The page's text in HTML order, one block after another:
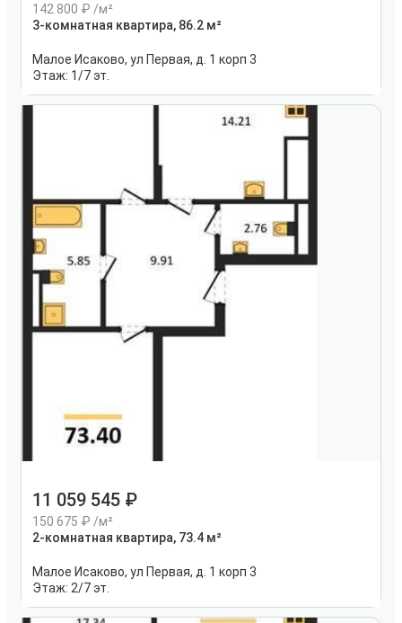
142 800
/м²
3-комнатная квартира, 86.2 м²
Малое Исаково, ул Первая, д. 1 корп 3
Этаж: 1/7 эт.
11 059 545
150 675
/м²
2-комнатная квартира, 73.4 м²
Малое Исаково, ул Первая, д. 1 корп 3
Этаж: 2/7 эт.